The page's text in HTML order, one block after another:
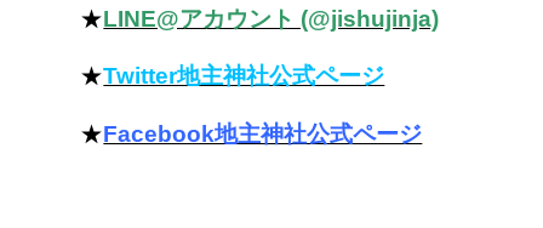
★LINE@アカウント (@jishujinja)
★Twitter地主神社公式ページ
★Facebook地主神社公式ページ